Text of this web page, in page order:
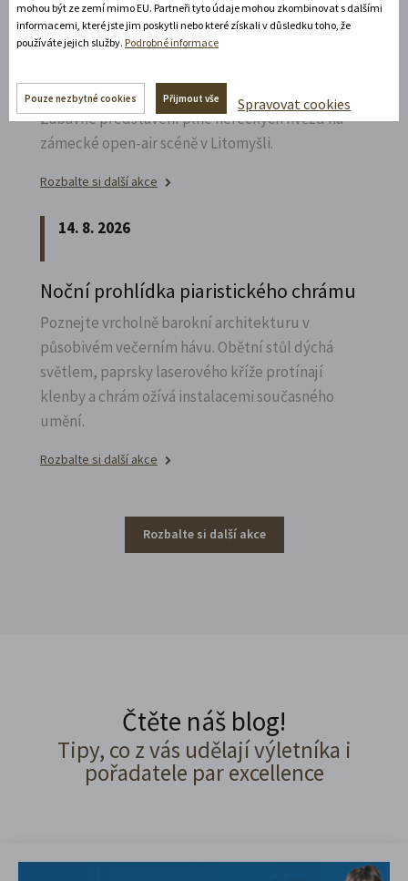
11. 8. 2026
19:30 - 22:00
Bílá paní na vdávání
Zábavné představení plné hereckých hvězd na
zámecké open-air scéně v Litomyšli.
Rozbalte si další akce
14. 8. 2026
Noční prohlídka piaristického chrámu
Poznejte vrcholně barokní architekturu v
působivém večerním hávu. Obětní stůl dýchá
světlem, paprsky laserového kříže protínají
klenby a chrám ožívá instalacemi současného
umění.
Rozbalte si další akce
Rozbalte si další akce
Čtěte náš blog!
Tipy, co z vás udělají výletníka i
pořadatele par excellence
mohou být ze zemí mimo EU. Partneři tyto údaje mohou zkombinovat s dalšími
informacemi, které jste jim poskytli nebo které získali v důsledku toho, že
používáte jejich služby. Podrobné informace
Pouze nezbytné cookies Přijmout vše Spravovat cookies